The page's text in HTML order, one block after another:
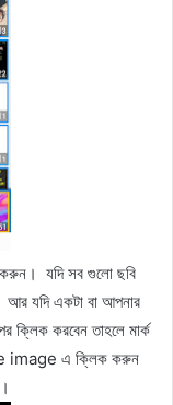
করুন। যদি সব গুলো ছবি
যদি একটা বা আপনার
ক্লিক করবেন তাহলে মার্ক
image এ ক্লিক করুন